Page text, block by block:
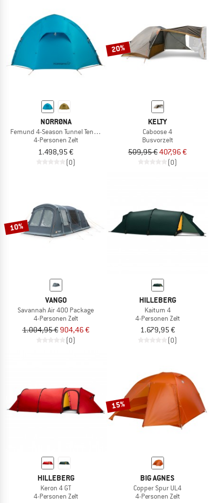
NORRØNA
Femund 4-Season Tunnel Tent 4P
4-Personen Zelt
1.498,95 €
(0)
20%
KELTY
Caboose 4
Busvorzelt
509,95 €407,96 €
(0)
10%
VANGO
Savannah Air 400 Package
4-Personen Zelt
1.004,95 € 904,46 €
(0)
HILLEBERG
Kaitum 4
4-Personen Zelt
1.679,95 €
(0)
HILLEBERG
Keron 4 GT
4-Personen Zelt
15%
BIG AGNES
Copper Spur UL4
4-Personen Zelt